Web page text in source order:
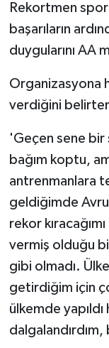
Rekortmen
başarıların
duygularını AA
Organizasyona
verdiğini
'Geçen sene bir
bağım koptu,
antrenmanlara
geldiğimde
rekor
vermiş olduğu
gibi olmadı.
getirdiğim için
ülkemde yapıldı